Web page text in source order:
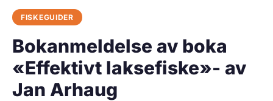
FISKEGUIDER
Bokanmeldelse av boka
«Effektivt laksefiske»- av
Jan Arhaug